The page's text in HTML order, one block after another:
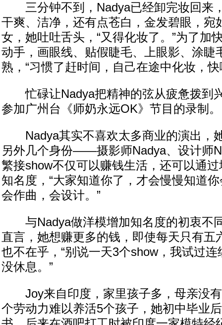
三分钟不到，Nadya已经卸完妆回来
干爽、洁净，还有点苍白，金发碧眼，宛
女，她吐吐舌头，“又得化妆了。”为了加
动手，画眼线、贴假睫毛、上眼影、涂睫
熟，“习惯了赶时间，自己在途中化妆，快
忙碌让Nadya把精神的弦从疲惫拨到
参加广州台《师奶永远OK》节目的录制。
Nadya其实不喜欢太多商业的演出，
另外几个身份——摄影师Nadya、设计师
繁接show不仅可以赚钱生活，还可以通
知名度，“大家知道你了，才会慢慢知道
会作曲，会设计。”
与Nadya做洋模增加知名度的初衷不
直言，她想赚更多的钱，即使每天只有五
也不在乎，“别说一天3个show，我试过
没休息。”
Joy来自印度，家里孩子多，母亲没有
个劳动力难以养活5个孩子，她初中毕业